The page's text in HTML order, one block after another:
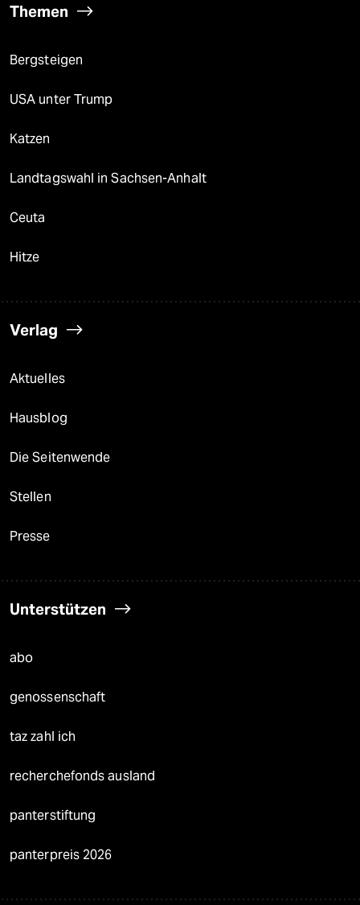
Themen
Bergsteigen
USA unter Trump
Katzen
Landtagswahl in Sachsen-Anhalt
Ceuta
Hitze
Verlag
Aktuelles
Hausblog
Die Seitenwende
Stellen
Presse
Unterstützen
abo
genossenschaft
taz zahl ich
recherchefonds ausland
panterstiftung
panterpreis 2026